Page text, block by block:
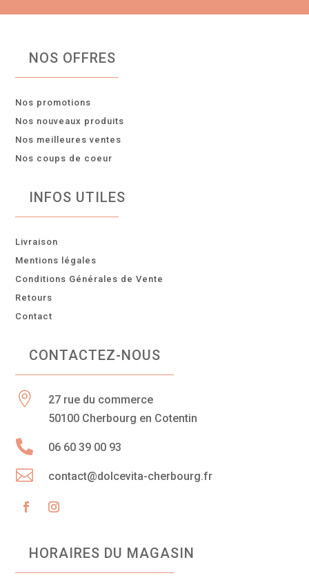
NOS OFFRES
Nos promotions
Nos nouveaux produits
Nos meilleures ventes
Nos coups de coeur
INFOS UTILES
Livraison
Mentions légales
Conditions Générales de Vente
Retours
Contact
CONTACTEZ-NOUS

27 rue du commerce
50100 Cherbourg en Cotentin
 06 60 39 00 93
 contact@dolcevita-cherbourg.fr
HORAIRES DU MAGASIN